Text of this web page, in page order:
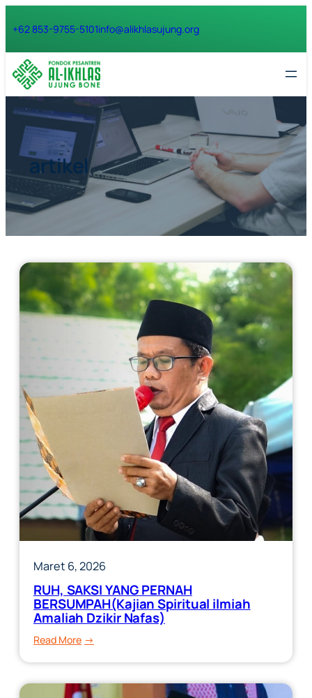
ke
konten
+62 853-9755-5101info@alikhlasujung.org
artikel
Maret 6, 2026
RUH, SAKSI YANG PERNAH
BERSUMPAH(Kajian Spiritual ilmiah
Amaliah Dzikir Nafas)
Read More:
YANG